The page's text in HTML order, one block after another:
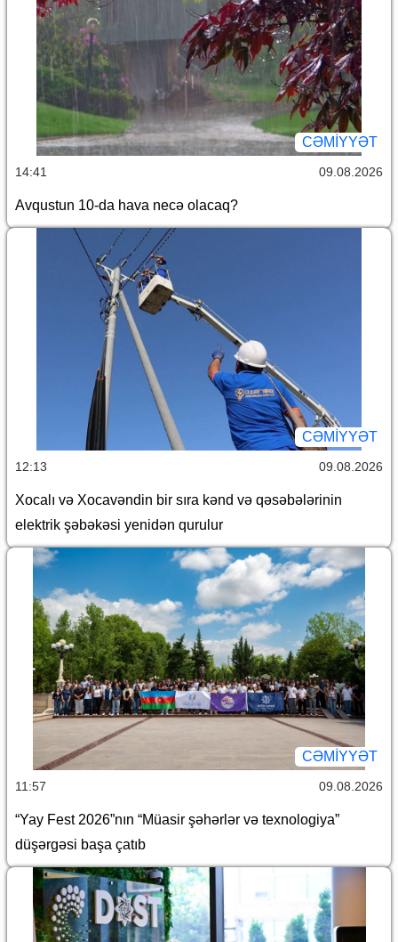
CƏMİYYƏT
14:41 09.08.2026
Avqustun 10-da hava necə olacaq?
CƏMİYYƏT
12:13 09.08.2026
Xocalı və Xocavəndin bir sıra kənd və qəsəbələrinin
elektrik şəbəkəsi yenidən qurulur
CƏMİYYƏT
11:57 09.08.2026
“Yay Fest 2026”nın “Müasir şəhərlər və texnologiya”
düşərgəsi başa çatıb